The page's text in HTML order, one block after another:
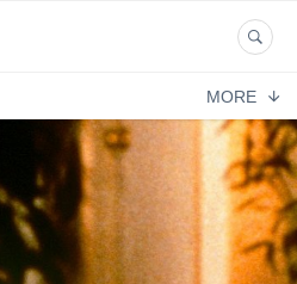
MORE